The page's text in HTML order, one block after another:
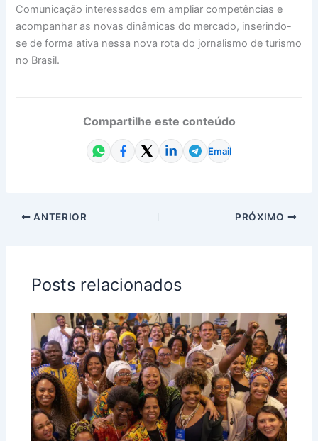
Comunicação interessados em ampliar competências e
acompanhar as novas dinâmicas do mercado, inserindo-
se de forma ativa nessa nova rota do jornalismo de turismo
no Brasil.
Compartilhe este conteúdo
Email
ANTERIOR PRÓXIMO
Posts relacionados